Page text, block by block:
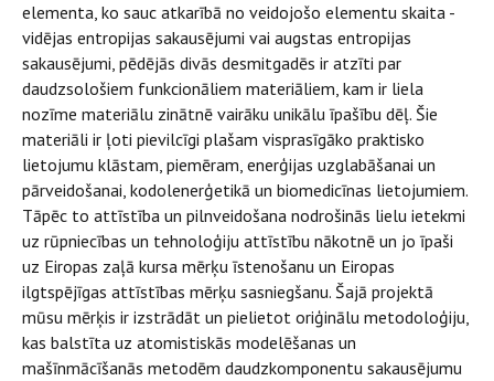
elementa, ko sauc atkarībā no veidojošo elementu skaita -
vidējas entropijas sakausējumi vai augstas entropijas
sakausējumi, pēdējās divās desmitgadēs ir atzīti par
daudzsološiem funkcionāliem materiāliem, kam ir liela
nozīme materiālu zinātnē vairāku unikālu īpašību dēļ. Šie
materiāli ir ļoti pievilcīgi plašam visprasīgāko praktisko
lietojumu klāstam, piemēram, enerģijas uzglabāšanai un
pārveidošanai, kodolenerģetikā un biomedicīnas lietojumiem.
Tāpēc to attīstība un pilnveidošana nodrošinās lielu ietekmi
uz rūpniecības un tehnoloģiju attīstību nākotnē un jo īpaši
uz Eiropas zaļā kursa mērķu īstenošanu un Eiropas
ilgtspējīgas attīstības mērķu sasniegšanu. Šajā projektā
mūsu mērķis ir izstrādāt un pielietot oriģinālu metodoloģiju,
kas balstīta uz atomistiskās modelēšanas un
mašīnmācīšanās metodēm daudzkomponentu sakausējumu